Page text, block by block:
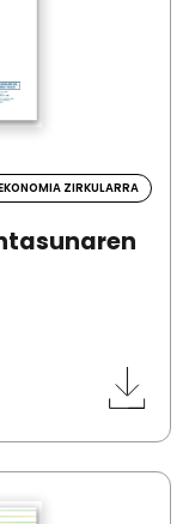
ZIRKULARRA